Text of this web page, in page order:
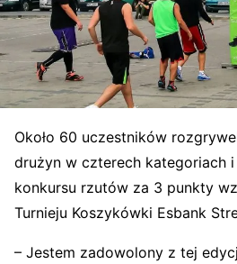
Około 60 uczestników
drużyn w czterech kategoriach
konkursu rzutów za 3 punkty
Turnieju Koszykówki Esbank
– Jestem zadowolony z tej